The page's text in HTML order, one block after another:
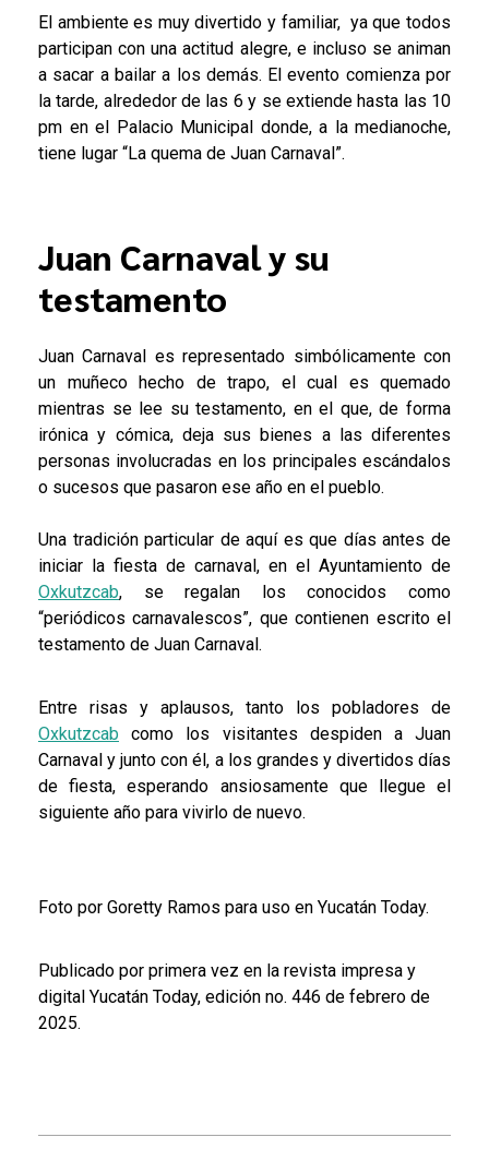
El ambiente es muy divertido y familiar, ya que todos
participan con una actitud alegre, e incluso se animan
a sacar a bailar a los demás. El evento comienza por
la tarde, alrededor de las 6 y se extiende hasta las 10
pm en el Palacio Municipal donde, a la medianoche,
tiene lugar “La quema de Juan Carnaval”.
Juan Carnaval y su
testamento
Juan Carnaval es representado simbólicamente con
un muñeco hecho de trapo, el cual es quemado
mientras se lee su testamento, en el que, de forma
irónica y cómica, deja sus bienes a las diferentes
personas involucradas en los principales escándalos
o sucesos que pasaron ese año en el pueblo.
Una tradición particular de aquí es que días antes de
iniciar la fiesta de carnaval, en el Ayuntamiento de
Oxkutzcab, se regalan los conocidos como
“periódicos carnavalescos”, que contienen escrito el
testamento de Juan Carnaval.
Entre risas y aplausos, tanto los pobladores de
Oxkutzcab como los visitantes despiden a Juan
Carnaval y junto con él, a los grandes y divertidos días
de fiesta, esperando ansiosamente que llegue el
siguiente año para vivirlo de nuevo.
Foto por Goretty Ramos para uso en Yucatán Today.
Publicado por primera vez en la revista impresa y
digital Yucatán Today, edición no. 446 de febrero de
2025.